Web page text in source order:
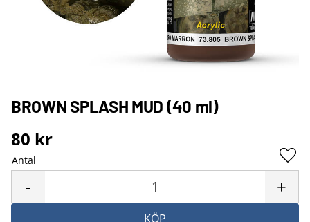
BROWN SPLASH MUD (40 ml)
80 kr
Antal
+
-
KÖP